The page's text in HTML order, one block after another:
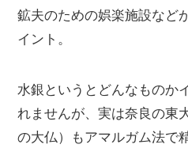
鉱夫のための娯楽施設など
イント。
水銀というとどんなものか
れませんが、実は奈良の東
の大仏）もアマルガム法で